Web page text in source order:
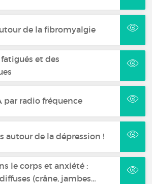
de la fibromyalgie
et des
par radio fréquence
autour de la dépression !
le corps et anxiété :
(crâne, jambes…